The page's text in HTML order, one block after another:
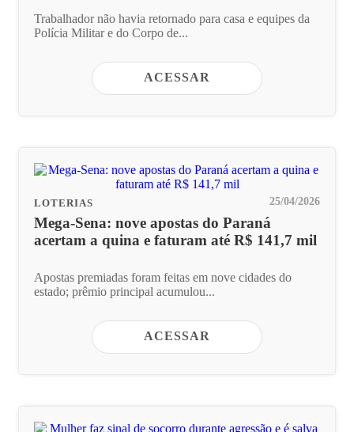
Trabalhador não havia retornado para casa e equipes da
Polícia Militar e do Corpo de...
ACESSAR
LOTERIAS 25/04/2026
Mega-Sena: nove apostas do Paraná
acertam a quina e faturam até R$ 141,7 mil
Apostas premiadas foram feitas em nove cidades do
estado; prêmio principal acumulou...
ACESSAR